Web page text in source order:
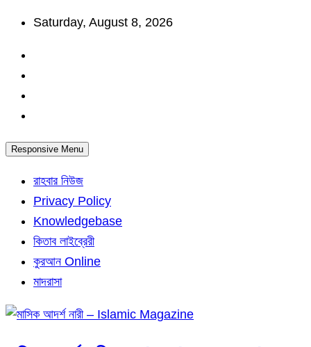
Skip
content
Saturday, August 8, 2026
Responsive Menu
রাহবার নিউজ
Privacy Policy
Knowledgebase
কিতাব লাইব্রেরী
কুরআন Online
মাদরাসা